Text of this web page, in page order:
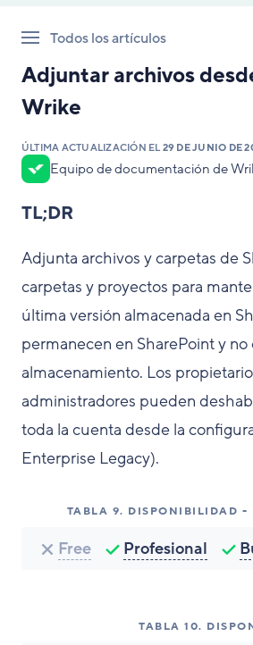
Todos los artículos
Adjuntar archivos
Wrike
ÚLTIMA ACTUALIZACIÓN EL 29 DE JUNIO DE
Equipo de documentación de
TL;DR
Adjunta archivos y carpetas de
carpetas y proyectos para
última versión almacenada en
permanecen en SharePoint y
almacenamiento. Los
administradores pueden
toda la cuenta desde la
Enterprise Legacy).
TABLA 9. DISPONIBILIDAD -
Free Profesional
TABLA 10.